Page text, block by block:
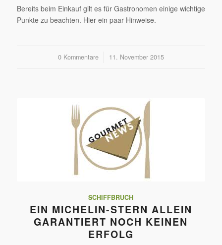
Bereits beim Einkauf gilt es für Gastronomen einige wichtige
Punkte zu beachten. Hier ein paar Hinweise.
0 Kommentare
/ 11. November 2015
SCHIFFBRUCH
EIN MICHELIN-STERN ALLEIN
GARANTIERT NOCH KEINEN
ERFOLG